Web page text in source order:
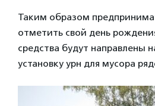
Таким образом
отметить свой день
средства будут направлены
установку урн для мусора